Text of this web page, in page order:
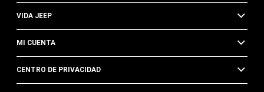
VIDA JEEP
MI CUENTA
CENTRO DE PRIVACIDAD